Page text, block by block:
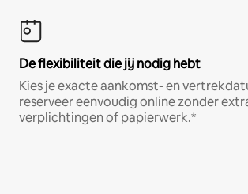
De flexibiliteit die jij nodig hebt
Kies je exacte aankomst- en
reserveer eenvoudig online zonder
verplichtingen of papierwerk.*